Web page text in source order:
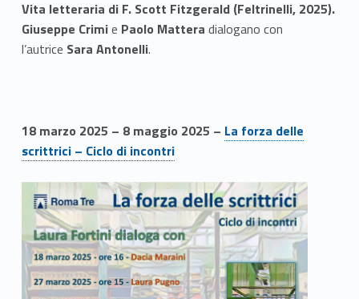
Vita letteraria di F. Scott Fitzgerald (Feltrinelli, 2025).
Giuseppe Crimie Paolo Mattera dialogano con
l’autrice Sara Antonelli.
18 marzo 2025 – 8 maggio 2025 – La forza delle
scrittrici – Ciclo di incontri